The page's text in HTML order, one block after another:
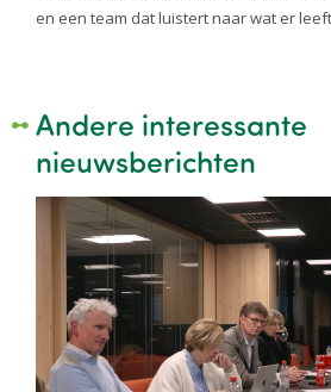
en een team dat luistert naar wat er
Andere interessante
nieuwsberichten